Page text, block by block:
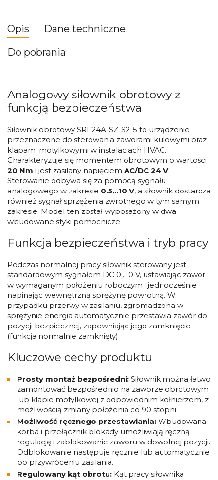
Opis
Dane techniczne
Do pobrania
Analogowy siłownik obrotowy z
funkcją bezpieczeństwa
Siłownik obrotowy SRF24A-SZ-S2-5 to urządzenie
przeznaczone do sterowania zaworami kulowymi oraz
klapami motylkowymi w instalacjach HVAC.
Charakteryzuje się momentem obrotowym o wartości
20 Nm i jest zasilany napięciem AC/DC 24 V.
Sterowanie odbywa się za pomocą sygnału
analogowego w zakresie 0.5...10 V, a siłownik dostarcza
również sygnał sprzężenia zwrotnego w tym samym
zakresie. Model ten został wyposażony w dwa
wbudowane styki pomocnicze.
Funkcja bezpieczeństwa i tryb pracy
Podczas normalnej pracy siłownik sterowany jest
standardowym sygnałem DC 0...10 V, ustawiając zawór
w wymaganym położeniu roboczym i jednocześnie
napinając wewnętrzną sprężynę powrotną. W
przypadku przerwy w zasilaniu, zgromadzona w
sprężynie energia automatycznie przestawia zawór do
pozycji bezpiecznej, zapewniając jego zamknięcie
(funkcja normalnie zamknięty).
Kluczowe cechy produktu
Prosty montaż bezpośredni: Siłownik można łatwo
zamontować bezpośrednio na zaworze obrotowym
lub klapie motylkowej z odpowiednim kołnierzem, z
możliwością zmiany położenia co 90 stopni.
Możliwość ręcznego przestawiania: Wbudowana
korba i przełącznik blokady umożliwiają ręczną
regulację i zablokowanie zaworu w dowolnej pozycji.
Odblokowanie następuje ręcznie lub automatycznie
po przywróceniu zasilania.
Regulowany kąt obrotu: Kąt pracy siłownika